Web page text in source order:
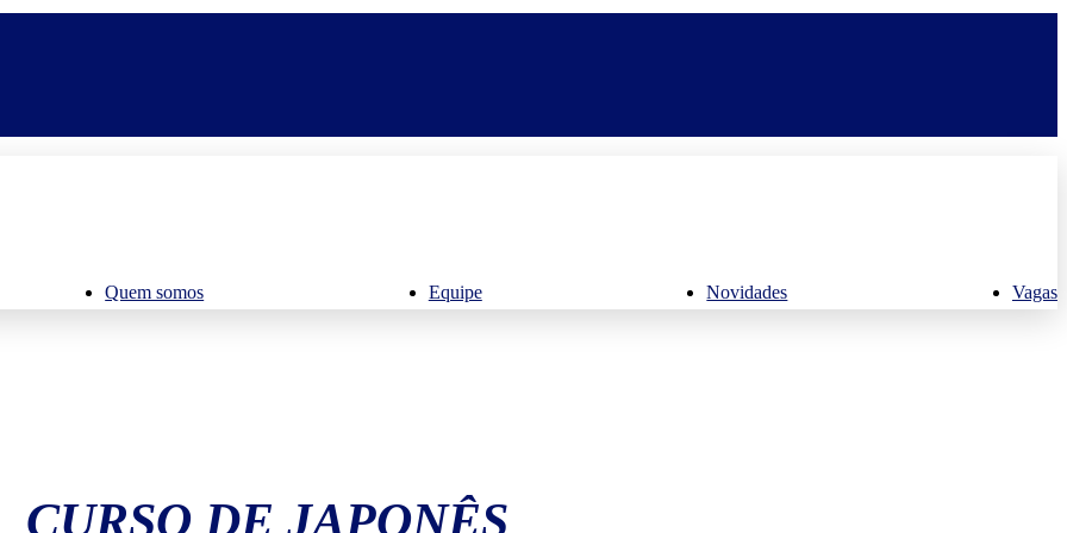
Quem somos Equipe Novidades Vagas
CURSO DE JAPONÊS